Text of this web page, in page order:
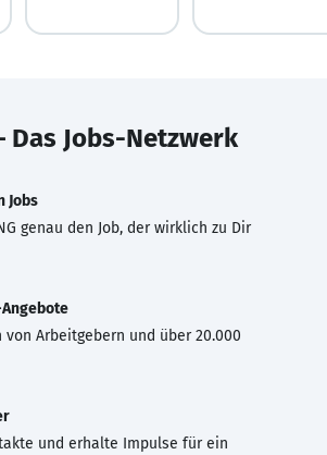
Das Jobs-Netzwerk
Jobs
genau den Job, der wirklich zu Dir
von Arbeitgebern und über 20.000
und erhalte Impulse für ein